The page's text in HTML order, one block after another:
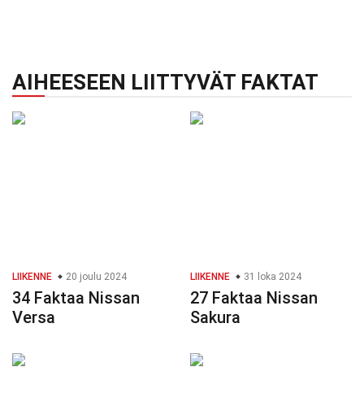
AIHEESEEN LIITTYVÄT FAKTAT
LIIKENNE 20 joulu 2024
34 Faktaa Nissan
Versa
LIIKENNE 31 loka 2024
27 Faktaa Nissan
Sakura